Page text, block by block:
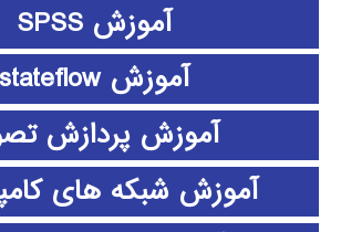
آموزش SPSS
آموزش stateflow
آموزش پردازش
آموزش شبکه های